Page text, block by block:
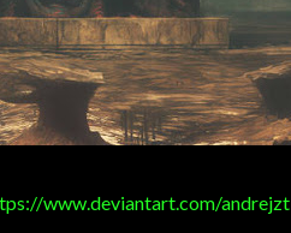
www.deviantart.com/andrejzt